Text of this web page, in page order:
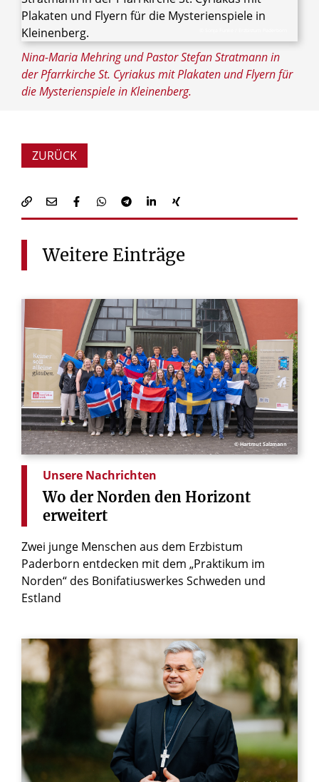
Nina-Maria Mehring und Pastor Stefan Stratmann in
der Pfarrkirche St. Cyriakus mit Plakaten und Flyern für
die Mysterienspiele in Kleinenberg.
ZURÜCK
Weitere Einträge
© Hartmut Salzmann
Unsere Nachrichten
Wo der Norden den Horizont
erweitert
Zwei junge Menschen aus dem Erzbistum
Paderborn entdecken mit dem „Praktikum im
Norden“ des Bonifatiuswerkes Schweden und
Estland